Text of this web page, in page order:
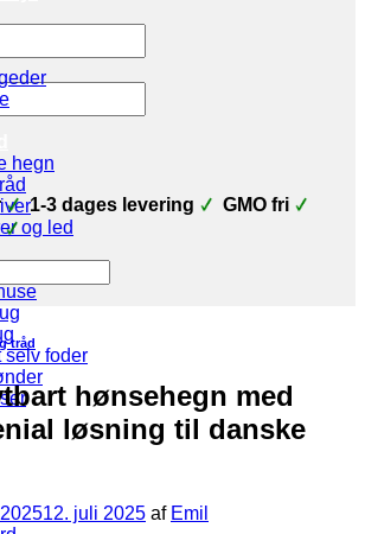
hegn
og led
selv foder
1-3 dages levering
GMO fri
tråd
hønsehegn med
løsning til danske
12. juli 2025 af Emil